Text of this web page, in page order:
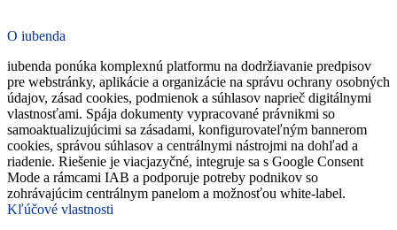
O iubenda
iubenda ponúka komplexnú platformu na dodržiavanie predpisov
pre webstránky, aplikácie a organizácie na správu ochrany osobných
údajov, zásad cookies, podmienok a súhlasov naprieč digitálnymi
vlastnosťami. Spája dokumenty vypracované právnikmi so
samoaktualizujúcimi sa zásadami, konfigurovateľným bannerom
cookies, správou súhlasov a centrálnymi nástrojmi na dohľad a
riadenie. Riešenie je viacjazyčné, integruje sa s Google Consent
Mode a rámcami IAB a podporuje potreby podnikov so
zohrávajúcim centrálnym panelom a možnosťou white-label.
Kľúčové vlastnosti